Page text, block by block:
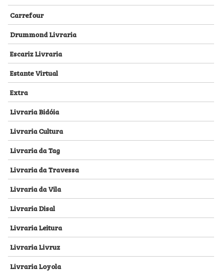
Carrefour
Drummond Livraria
Escariz Livraria
Estante Virtual
Extra
Livraria Bidóia
Livraria Cultura
Livraria da Tag
Livraria da Travessa
Livraria da Vila
Livraria Disal
Livraria Leitura
Livraria Livruz
Livraria Loyola